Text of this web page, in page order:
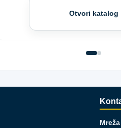
Otvori katalog